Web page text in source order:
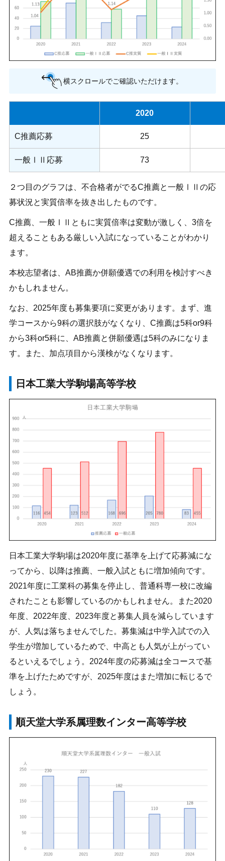
横スクロールでご確認いただけます。
2020
C推薦応募 25
一般ⅠⅡ応募 73
２つ目のグラフは、不合格者がでるC推薦と一般ⅠⅡの応
募状況と実質倍率を抜き出したものです。
C推薦、一般ⅠⅡともに実質倍率は変動が激しく、3倍を
超えることもある厳しい入試になっていることがわかり
ます。
本校志望者は、AB推薦か併願優遇での利用を検討すべき
かもしれません。
なお、2025年度も募集要項に変更があります。まず、進
学コースから9科の選択肢がなくなり、C推薦は5科or9科
から3科or5科に、AB推薦と併願優遇は5科のみになりま
す。また、加点項目から漢検がなくなります。
日本工業大学駒場高等学校
日本工業大学駒場は2020年度に基準を上げて応募減にな
ってから、以降は推薦、一般入試ともに増加傾向です。
2021年度に工業科の募集を停止し、普通科専一校に改編
されたことも影響しているのかもしれません。また2020
年度、2022年度、2023年度と募集人員を減らしています
が、人気は落ちませんでした。募集減は中学入試での入
学生が増加しているためで、中高とも人気が上がってい
るといえるでしょう。2024年度の応募減は全コースで基
準を上げたためですが、2025年度はまた増加に転じるで
しょう。
順天堂大学系属理数インター高等学校